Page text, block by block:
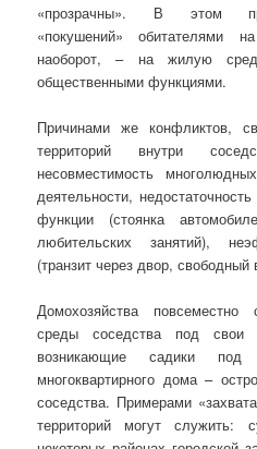
«прозрачны». В этом
«покушений» обитателями
наоборот, – на жилую
общественными функциями.
Причинами же конфликтов,
территорий внутри
несовместимость
деятельности,
функции (стоянка
любительских занятий),
(транзит через двор,
Домохозяйства повсеместно
среды соседства под свои
возникающие садики
многоквартирного дома –
соседства. Примерами
территорий могут